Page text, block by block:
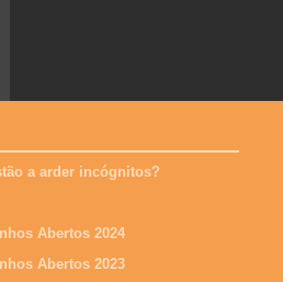
a arder incógnitos?
Abertos 2024
Abertos 2023